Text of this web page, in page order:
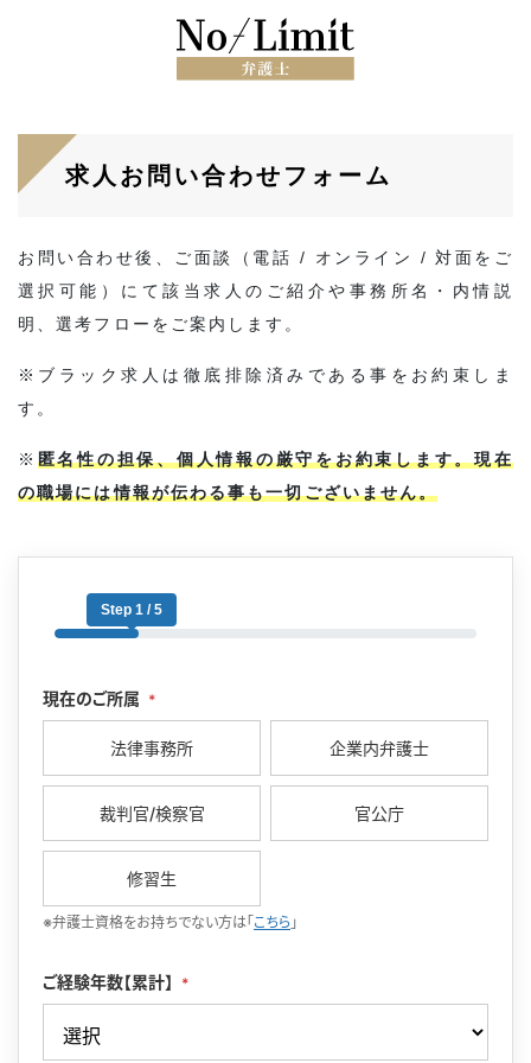
求人お問い合わせフォーム
お問い合わせ後、ご面談（電話 / オンライン / 対面をご
選択可能）にて該当求人のご紹介や事務所名・内情説
明、選考フローをご案内します。
※ブラック求人は徹底排除済みである事をお約束しま
す。
※ 匿名性の担保、個人情報の厳守をお約束します。現在
の職場には情報が伝わる事も一切ございません。
Step 1 / 5
現在のご所属 *
法律事務所 企業内弁護士
裁判官/検察官 官公庁
修習生
※弁護士資格をお持ちでない方は「 こちら 」
ご経験年数【累計】 *